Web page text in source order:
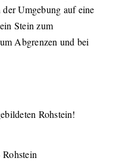
Umgebung auf eine
Stein zum
Abgrenzen und bei
Rohstein!